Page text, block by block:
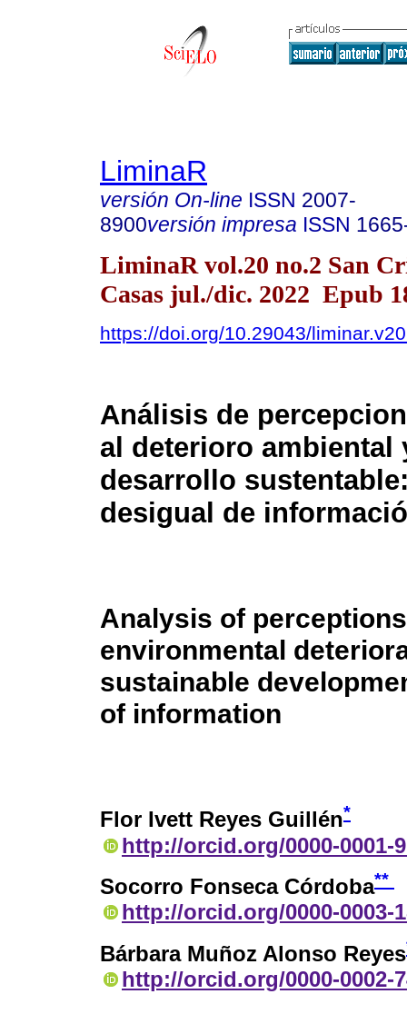
LiminaR
versión On-line ISSN 2007-
8900versión impresa ISSN
LiminaR vol.20 no.2 San
Casas jul./dic. 2022 Epub
https://doi.org/10.29043/
Análisis de
al deterioro ambiental
desarrollo
desigual de
Analysis of
environmental
sustainable
of information
Flor Ivett Reyes Guillén*
http://orcid.org/0000-0001-
Socorro Fonseca Córdoba**
http://orcid.org/0000-0003-
Bárbara Muñoz Alonso Reyes
http://orcid.org/0000-0002-